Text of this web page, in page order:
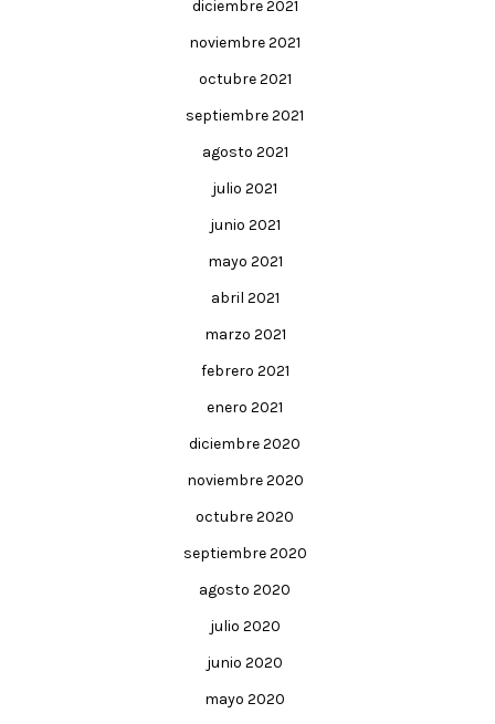
diciembre 2021
noviembre 2021
octubre 2021
septiembre 2021
agosto 2021
julio 2021
junio 2021
mayo 2021
abril 2021
marzo 2021
febrero 2021
enero 2021
diciembre 2020
noviembre 2020
octubre 2020
septiembre 2020
agosto 2020
julio 2020
junio 2020
mayo 2020